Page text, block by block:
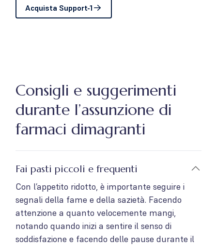
Acquista Support-1
Consigli e suggerimenti
durante l’assunzione di
farmaci dimagranti
Fai pasti piccoli e frequenti
Con l’appetito ridotto, è importante seguire i
segnali della fame e della sazietà. Facendo
attenzione a quanto velocemente mangi,
notando quando inizi a sentire il senso di
soddisfazione e facendo delle pause durante il